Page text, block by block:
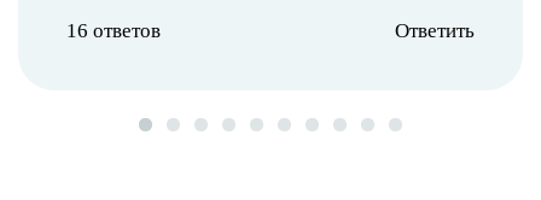
16 ответов Ответить